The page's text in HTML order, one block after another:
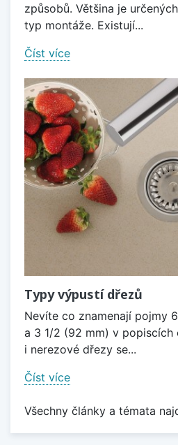
způsobů. Většina je
typ montáže. Existují...
Číst více
Typy výpustí dřezů
Nevíte co znamenají pojmy
a 3 1/2 (92 mm) v popiscích
i nerezové dřezy se...
Číst více
Všechny články a témata